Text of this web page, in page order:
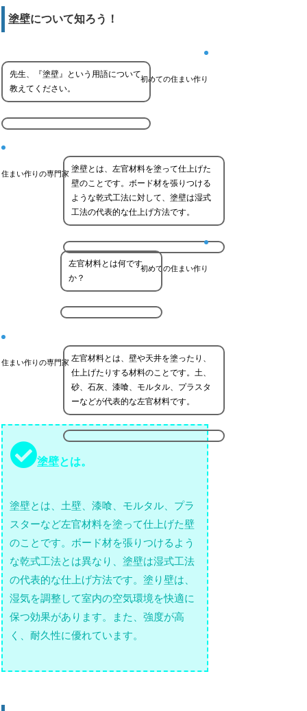
塗壁について知ろう！
初めての住まい作り
先生、『塗壁』という用語について
教えてください。
住まい作りの専門家 塗壁とは、左官材料を塗って仕上げた
壁のことです。ボード材を張りつける
ような乾式工法に対して、塗壁は湿式
工法の代表的な仕上げ方法です。
初めての住まい作り
左官材料とは何です
か？
住まい作りの専門家 左官材料とは、壁や天井を塗ったり、
仕上げたりする材料のことです。土、
砂、石灰、漆喰、モルタル、プラスタ
ーなどが代表的な左官材料です。
塗壁とは。
塗壁とは、土壁、漆喰、モルタル、プラ
スターなど左官材料を塗って仕上げた壁
のことです。ボード材を張りつけるよう
な乾式工法とは異なり、塗壁は湿式工法
の代表的な仕上げ方法です。塗り壁は、
湿気を調整して室内の空気環境を快適に
保つ効果があります。また、強度が高
く、耐久性に優れています。